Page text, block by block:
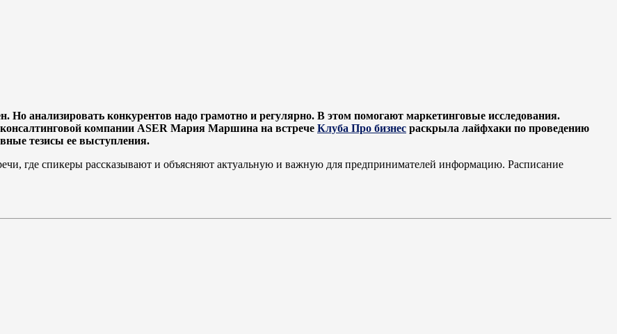
Но анализировать конкурентов надо грамотно и регулярно. В этом помогают маркетинговые исследования.
компании ASER Мария Маршина на встрече Клуба Про бизнес раскрыла лайфхаки по проведению
тезисы ее выступления.
где спикеры рассказывают и объясняют актуальную и важную для предпринимателей информацию. Расписание